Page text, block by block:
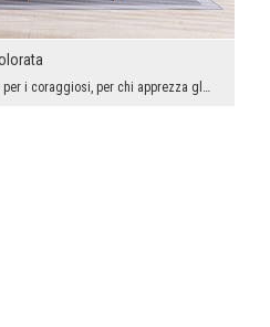
Un arrangiamento per i coraggiosi, per chi apprezza gli effetti spettacolari, l'elemento della so...